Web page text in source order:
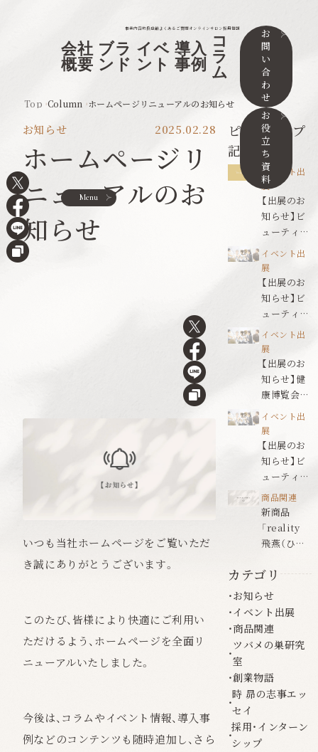
事業内容取扱店舗よくあるご質問オンラインサロン採用情報
会社
概要
ブラ
ンド
イベ
ント
導入
事例
コ
ラ
ム
お
問
い
合
わ
せ
お
役
立
ち
資
料
Menu
Top Column ホームページリニューアルのお知らせ
お知らせ 2025.02.28
ホームページリ
ニューアルのお
知らせ
いつも当社ホームページをご覧いただ
き誠にありがとうございます。
このたび、皆様により快適にご利用い
ただけるよう、ホームページを全面リ
ニューアルいたしました。
今後は、コラムやイベント情報、導入事
例などのコンテンツも随時追加し、さら
ピックアップ
記事
イベント出
展
【出展のお
知らせ】ビ
ューティワ
ールドジャ
パン東京
イベント出
展
【出展のお
知らせ】ビ
ューティワ
ールドジャ
パン名古屋
イベント出
展
【出展のお
知らせ】健
康博覧会
2026
イベント出
展
【出展のお
知らせ】ビ
ューティワ
ールドジャ
パン福岡
商品関連
新商品
「reality
飛燕（ひえ
お知らせ
カテゴリ
お知らせ
イベント出展
商品関連
ツバメの巣研究
室
創業物語
時 昴の志事エッ
セイ
採用・インターン
シップ